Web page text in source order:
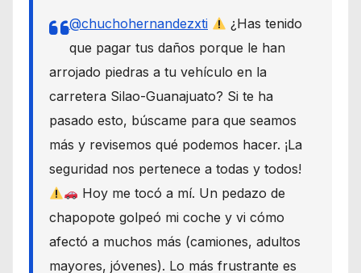
@chuchohernandezxti
¿Has tenido
que pagar tus daños porque le han
arrojado piedras a tu vehículo en la
carretera Silao-Guanajuato? Si te ha
pasado esto, búscame para que seamos
más y revisemos qué podemos hacer. ¡La
seguridad nos pertenece a todas y todos!
Hoy me tocó a mí. Un pedazo de
chapopote golpeó mi coche y vi cómo
afectó a muchos más (camiones, adultos
mayores, jóvenes). Lo más frustrante es